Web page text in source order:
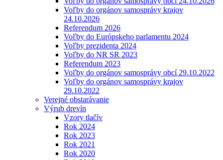
Voľby do orgánov samosprávy krajov
24.10.2026
Referendum 2026
Voľby do Európskeho parlamentu 2024
Voľby prezidenta 2024
Voľby do NR SR 2023
Referendum 2023
Voľby do orgánov samosprávy obcí 29.10.2022
Voľby do orgánov samosprávy krajov
29.10.2022
Verejné obstarávanie
Výrub drevín
Vzory tlačív
Rok 2024
Rok 2023
Rok 2021
Rok 2020